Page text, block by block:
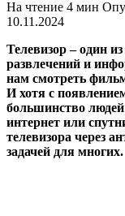
На чтение 4 мин
10.11.2024
Телевизор – один
развлечений и
нам смотреть
И хотя с
большинство людей
интернет или
телевизора через
задачей для многих.